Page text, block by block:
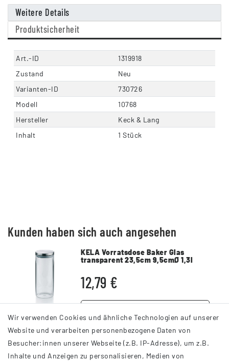
Weitere Details
Produktsicherheit
Art.-ID
1319918
Zustand
Neu
Varianten-ID
730726
Modell
10768
Hersteller
Keck & Lang
Inhalt
1 Stück
Kunden haben sich auch angesehen
KELA Vorratsdose Baker Glas
transparent 23,5cm 9,5cmØ 1,3l
12,79 €
Wir verwenden Cookies und ähnliche Technologien auf unserer
Website und verarbeiten personenbezogene Daten von
Besucher:innen unserer Webseite (z.B. IP-Adresse), um z.B.
Inhalte und Anzeigen zu personalisieren, Medien von